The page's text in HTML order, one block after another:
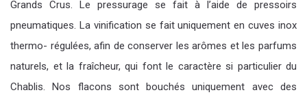
Grands Crus. Le pressurage se fait à l’aide de pressoirs
pneumatiques. La vinification se fait uniquement en cuves inox
thermo- régulées, afin de conserver les arômes et les parfums
naturels, et la fraîcheur, qui font le caractère si particulier du
Chablis. Nos flacons sont bouchés uniquement avec des